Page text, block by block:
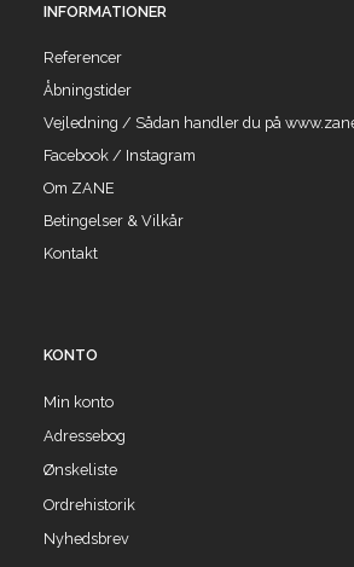
INFORMATIONER
Referencer
Åbningstider
Vejledning / Sådan handler du på
Facebook / Instagram
Om ZANE
Betingelser & Vilkår
Kontakt
KONTO
Min konto
Adressebog
Ønskeliste
Ordrehistorik
Nyhedsbrev